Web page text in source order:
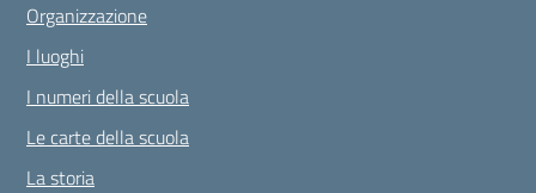
Organizzazione
I luoghi
I numeri della scuola
Le carte della scuola
La storia